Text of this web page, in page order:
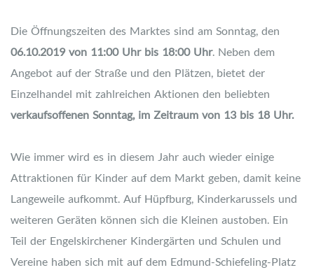
Die Öffnungszeiten des Marktes sind am Sonntag, den
06.10.2019 von 11:00 Uhr bis 18:00 Uhr. Neben dem
Angebot auf der Straße und den Plätzen, bietet der
Einzelhandel mit zahlreichen Aktionen den beliebten
verkaufsoffenen Sonntag, im Zeitraum von 13 bis 18 Uhr.
Wie immer wird es in diesem Jahr auch wieder einige
Attraktionen für Kinder auf dem Markt geben, damit keine
Langeweile aufkommt. Auf Hüpfburg, Kinderkarussels und
weiteren Geräten können sich die Kleinen austoben. Ein
Teil der Engelskirchener Kindergärten und Schulen und
Vereine haben sich mit auf dem Edmund-Schiefeling-Platz